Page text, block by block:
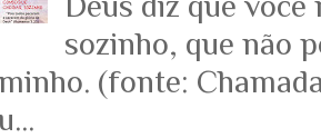
sozinho, que não
(fonte: